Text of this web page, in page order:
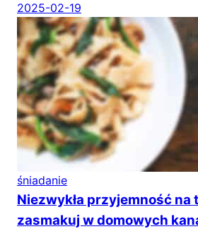
2025-02-19
śniadanie
Niezwykła przyjemność na
zasmakuj w domowych